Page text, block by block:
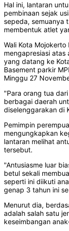
Hal ini, lantaran
pembinaan sejak
sepeda, semuanya
membentuk atlet
Wali Kota
mengapresiasi atas
yang datang ke
Basement parkir
Minggu 27
"Para orang tua
berbagai daerah
diselenggarakan di
Pemimpin
mengungkapkan
lantaran melihat
tersebut.
"Antusiasme luar
betul sekali
seperti ini diikuti
genap 3 tahun ini
Menurut dia,
adalah salah satu
keseimbangan